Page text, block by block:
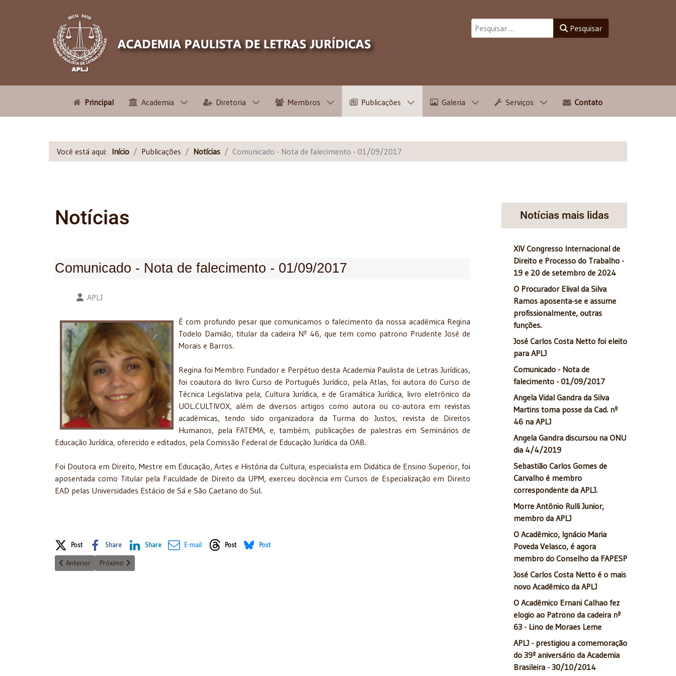
Pesquisar
Principal Academia Diretoria Membros Publicações Galeria Serviços Contato
Você está aqui: Início Publicações Notícias Comunicado - Nota de falecimento - 01/09/2017
Notícias
Comunicado - Nota de falecimento - 01/09/2017
Detalhes APLJ
É com profundo pesar que comunicamos o falecimento da nossa acadêmica Regina
Todelo Damião, titular da cadeira Nº 46, que tem como patrono Prudente José de
Morais e Barros.
Regina foi Membro Fundador e Perpétuo desta Academia Paulista de Letras Jurídicas,
foi coautora do livro Curso de Português Jurídico, pela Atlas, foi autora do Curso de
Técnica Legislativa pela, Cultura Jurídica, e de Gramática Jurídica, livro eletrônico da
UOL.CULTIVOX, além de diversos artigos como autora ou co-autora em revistas
acadêmicas, tendo sido organizadora da Turma do Justos, revista de Direitos
Humanos, pela FATEMA, e, também, publicações de palestras em Seminários de
Educação Jurídica, oferecido e editados, pela Comissão Federal de Educação Jurídica da OAB.
Foi Doutora em Direito, Mestre em Educação, Artes e História da Cultura, especialista em Didática de Ensino Superior, foi
aposentada como Titular pela Faculdade de Direito da UPM, exerceu docência em Cursos de Especialização em Direito
EAD pelas Universidades Estácio de Sá e São Caetano do Sul.
Share on Social Media
Post Share Share E-mail Post Post
Artigo anterior: Drª Angela V. Gandra da S. Martins foi Eleita para APLJ - 7/11/2017
Anterior Próximo artigo: Diretoria da Academia Paulista de Letras Jurídicas - 02/08/2017
Próximo
Notícias mais lidas
XIV Congresso Internacional de
Direito e Processo do Trabalho -
19 e 20 de setembro de 2024
O Procurador Elival da Silva
Ramos aposenta-se e assume
profissionalmente, outras
funções.
José Carlos Costa Netto foi eleito
para APLJ
Comunicado - Nota de
falecimento - 01/09/2017
Angela Vidal Gandra da Silva
Martins toma posse da Cad. nº
46 na APLJ
Angela Gandra discursou na ONU
dia 4/4/2019
Sebastião Carlos Gomes de
Carvalho é membro
correspondente da APLJ.
Morre Antônio Rulli Junior,
membro da APLJ
O Acadêmico, Ignácio Maria
Poveda Velasco, é agora
membro do Conselho da FAPESP
José Carlos Costa Netto é o mais
novo Acadêmico da APLJ
O Acadêmico Ernani Calhao fez
elogio ao Patrono da cadeira nº
63 - Lino de Moraes Leme
APLJ - prestigiou a comemoração
do 39º aniversário da Academia
Brasileira - 30/10/2014